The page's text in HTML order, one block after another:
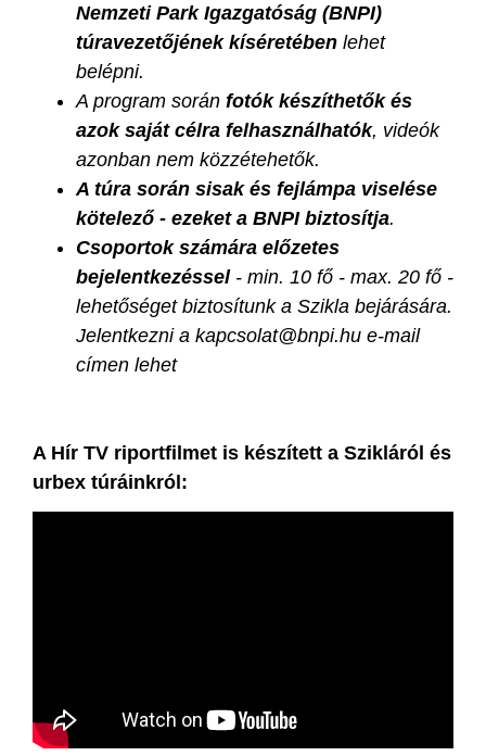
Nemzeti Park Igazgatóság (BNPI)
túravezetőjének kíséretében lehet
belépni.
A program során fotók készíthetők és
azok saját célra felhasználhatók, videók
azonban nem közzétehetők.
A túra során sisak és fejlámpa viselése
kötelező - ezeket a BNPI biztosítja.
Csoportok számára előzetes
bejelentkezéssel - min. 10 fő - max. 20 fő -
lehetőséget biztosítunk a Szikla bejárására.
Jelentkezni a kapcsolat@bnpi.hu e-mail
címen lehet
A Hír TV riportfilmet is készített a Szikláról és
urbex túráinkról: